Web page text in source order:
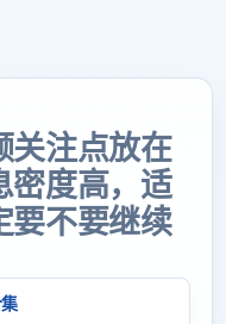
关注点放在
密度高，适
要不要继续